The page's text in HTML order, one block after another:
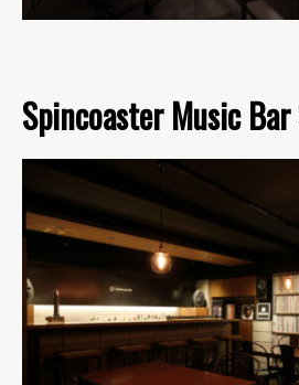
Spincoaster Music